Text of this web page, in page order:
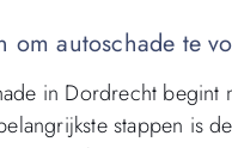
om autoschade te
in Dordrecht begint
stappen is